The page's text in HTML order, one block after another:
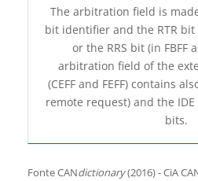
The arbitration field is
bit identifier and the RTR bit
or the RRS bit (in FBFF
arbitration field of the
(CEFF and FEFF) contains
remote request) and the
bits.
Fonte CANdictionary(2016) - CiA